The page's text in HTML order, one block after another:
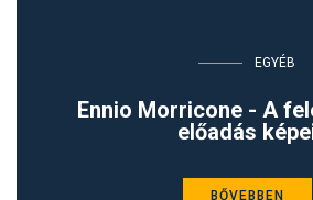
EGYÉB
Ennio Morricone - A
előadás
BŐVEBBEN